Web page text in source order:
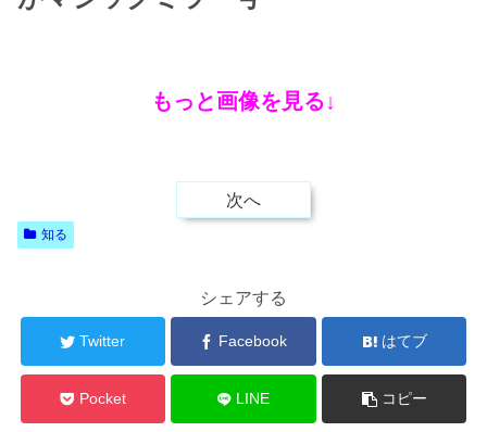
もっと画像を見る↓
次へ
知る
シェアする
Twitter Facebook はてブ
Pocket LINE コピー